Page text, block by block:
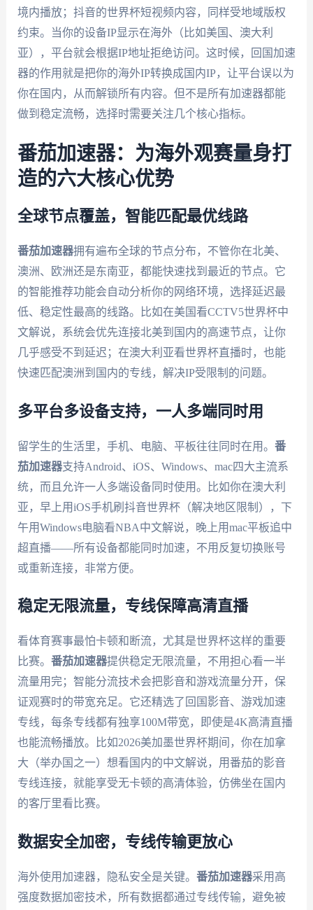
境内播放；抖音的世界杯短视频内容，同样受地域版权
约束。当你的设备IP显示在海外（比如美国、澳大利
亚），平台就会根据IP地址拒绝访问。这时候，回国加速
器的作用就是把你的海外IP转换成国内IP，让平台误以为
你在国内，从而解锁所有内容。但不是所有加速器都能
做到稳定流畅，选择时需要关注几个核心指标。
番茄加速器：为海外观赛量身打
造的六大核心优势
全球节点覆盖，智能匹配最优线路
番茄加速器拥有遍布全球的节点分布，不管你在北美、
澳洲、欧洲还是东南亚，都能快速找到最近的节点。它
的智能推荐功能会自动分析你的网络环境，选择延迟最
低、稳定性最高的线路。比如在美国看CCTV5世界杯中
文解说，系统会优先连接北美到国内的高速节点，让你
几乎感受不到延迟；在澳大利亚看世界杯直播时，也能
快速匹配澳洲到国内的专线，解决IP受限制的问题。
多平台多设备支持，一人多端同时用
留学生的生活里，手机、电脑、平板往往同时在用。 番
茄加速器支持Android、iOS、Windows、mac四大主流系
统，而且允许一人多端设备同时使用。比如你在澳大利
亚，早上用iOS手机刷抖音世界杯（解决地区限制），下
午用Windows电脑看NBA中文解说，晚上用mac平板追中
超直播——所有设备都能同时加速，不用反复切换账号
或重新连接，非常方便。
稳定无限流量，专线保障高清直播
看体育赛事最怕卡顿和断流，尤其是世界杯这样的重要
比赛。 番茄加速器提供稳定无限流量，不用担心看一半
流量用完；智能分流技术会把影音和游戏流量分开，保
证观赛时的带宽充足。它还精选了回国影音、游戏加速
专线，每条专线都有独享100M带宽，即使是4K高清直播
也能流畅播放。比如2026美加墨世界杯期间，你在加拿
大（举办国之一）想看国内的中文解说，用番茄的影音
专线连接，就能享受无卡顿的高清体验，仿佛坐在国内
的客厅里看比赛。
数据安全加密，专线传输更放心
海外使用加速器，隐私安全是关键。 番茄加速器采用高
强度数据加密技术，所有数据都通过专线传输，避免被